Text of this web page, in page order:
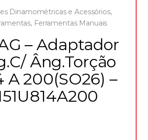
Dinamométricas e Acessórios,
, Ferramentas Manuais
– Adaptador
Âng.Torção
A 200(SO26) –